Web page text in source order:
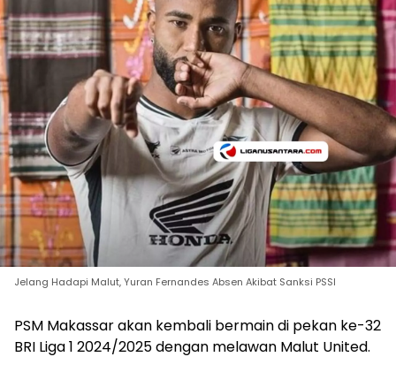
Jelang Hadapi Malut, Yuran Fernandes Absen Akibat Sanksi PSSI
PSM Makassar akan kembali bermain di pekan ke-32
BRI Liga 1 2024/2025 dengan melawan Malut United.